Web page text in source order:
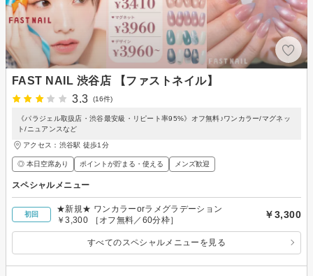
FAST NAIL 渋谷店 【ファストネイル】
3.3
(16件)
《パラジェル取扱店・渋谷最安級・リピート率95%》オフ無料♪ワンカラー/マグネッ
ト/ニュアンスなど
アクセス：渋谷駅 徒歩1分
◎ 本日空席あり ポイントが貯まる・使える メンズ歓迎
スペシャルメニュー
初回
★新規★ ワンカラーorラメグラデーション
￥3,300 ［オフ無料／60分枠］
￥3,300
すべてのスペシャルメニューを見る